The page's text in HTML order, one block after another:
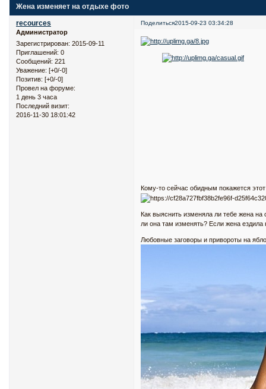
Жена изменяет на отдыхе фото
Поделиться2015-09-23 03:34:28
recources
Администратор
Зарегистрирован: 2015-09-11
Приглашений: 0
Сообщений: 221
Уважение: [+0/-0]
Позитив: [+0/-0]
Провел на форуме:
1 день 3 часа
Последний визит:
2016-11-30 18:01:42
Кому-то сейчас обидным покажется
Как выяснить изменяла ли тебе жена
ли она там изменять? Если жена
Любовные заговоры и привороты на